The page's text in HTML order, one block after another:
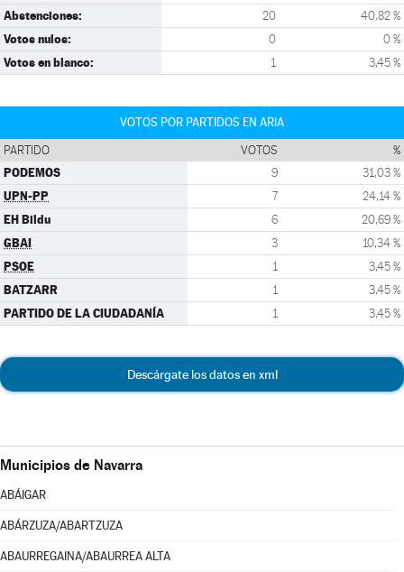
Abstenciones: 20 40,82 %
Votos nulos: 0 0 %
Votos en blanco: 1 3,45 %
VOTOS POR PARTIDOS EN ARIA
PARTIDO VOTOS %
PODEMOS 9 31,03 %
UPN-PP 7 24,14 %
EH Bildu 6 20,69 %
GBAI 3 10,34 %
PSOE 1 3,45 %
BATZARR 1 3,45 %
PARTIDO DE LA CIUDADANÍA 1 3,45 %
Descárgate los datos en xml
Municipios de Navarra
ABÁIGAR
ABÁRZUZA/ABARTZUZA
ABAURREGAINA/ABAURREA ALTA